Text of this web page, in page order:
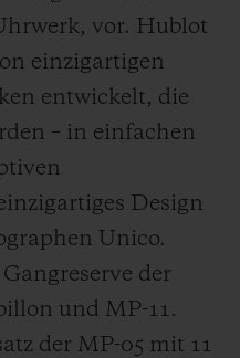
vor. Hublot
einzigartigen
entwickelt, die
– in einfachen
Design
Unico.
der
und MP-11.
der MP-05 mit 11